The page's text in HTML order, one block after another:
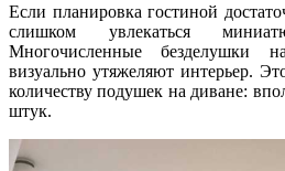
Если планировка гостиной
слишком увлекаться
Многочисленные безделушки
визуально утяжеляют интерьер.
количеству подушек на диване:
штук.